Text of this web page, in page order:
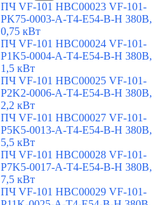
ПЧ VF-101 HBC00023 VF-101-
PK75-0003-A-T4-E54-B-H 380В,
0,75 кВт
ПЧ VF-101 HBC00024 VF-101-
P1K5-0004-A-T4-E54-B-H 380В,
1,5 кВт
ПЧ VF-101 HBC00025 VF-101-
P2K2-0006-A-T4-E54-B-H 380В,
2,2 кВт
ПЧ VF-101 HBC00027 VF-101-
P5K5-0013-A-T4-E54-B-H 380В,
5,5 кВт
ПЧ VF-101 HBC00028 VF-101-
P7K5-0017-A-T4-E54-B-H 380В,
7,5 кВт
ПЧ VF-101 HBC00029 VF-101-